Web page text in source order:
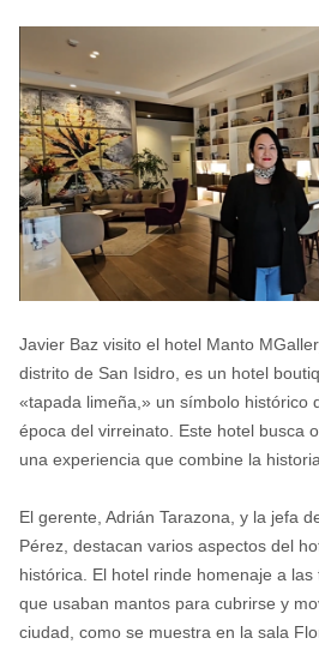
Javier Baz visito el hotel Manto
distrito de San Isidro, es un hotel
«tapada limeña,» un símbolo histórico
época del virreinato. Este hotel busca
una experiencia que combine la
El gerente, Adrián Tarazona, y la jefa
Pérez, destacan varios aspectos del
histórica. El hotel rinde homenaje a
que usaban mantos para cubrirse y
ciudad, como se muestra en la sala